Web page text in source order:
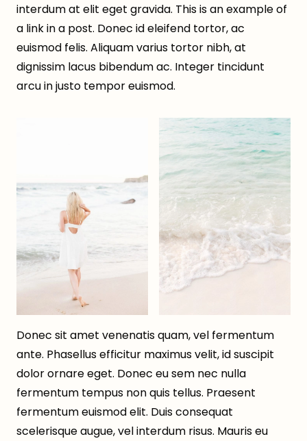
interdum at elit eget gravida. This is an example of
a link in a post. Donec id eleifend tortor, ac
euismod felis. Aliquam varius tortor nibh, at
dignissim lacus bibendum ac. Integer tincidunt
arcu in justo tempor euismod.
Donec sit amet venenatis quam, vel fermentum
ante. Phasellus efficitur maximus velit, id suscipit
dolor ornare eget. Donec eu sem nec nulla
fermentum tempus non quis tellus. Praesent
fermentum euismod elit. Duis consequat
scelerisque augue, vel interdum risus. Mauris eu